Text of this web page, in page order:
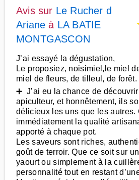
Avis sur Le Rucher d
Ariane à LA BATIE
MONTGASCON
J’ai essayé la dégustation,
Le proposiez, noisimiel,le miel
miel de fleurs, de tilleul, de forêt.
➕ J’ai eu la chance de
apiculteur, et honnêtement, ils
délicieux les uns que les autres.
immédiatement la qualité
apporté à chaque pot.
Les saveurs sont riches,
goût de terroir. Que ce soit sur
yaourt ou simplement à la
personnalité tout en restant